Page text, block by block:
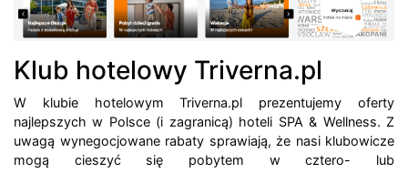
Klub hotelowy Triverna.pl
W klubie hotelowym Triverna.pl prezentujemy oferty
najlepszych w Polsce (i zagranicą) hoteli SPA & Wellness. Z
uwagą wynegocjowane rabaty sprawiają, że nasi klubowicze
mogą cieszyć się pobytem w cztero- lub